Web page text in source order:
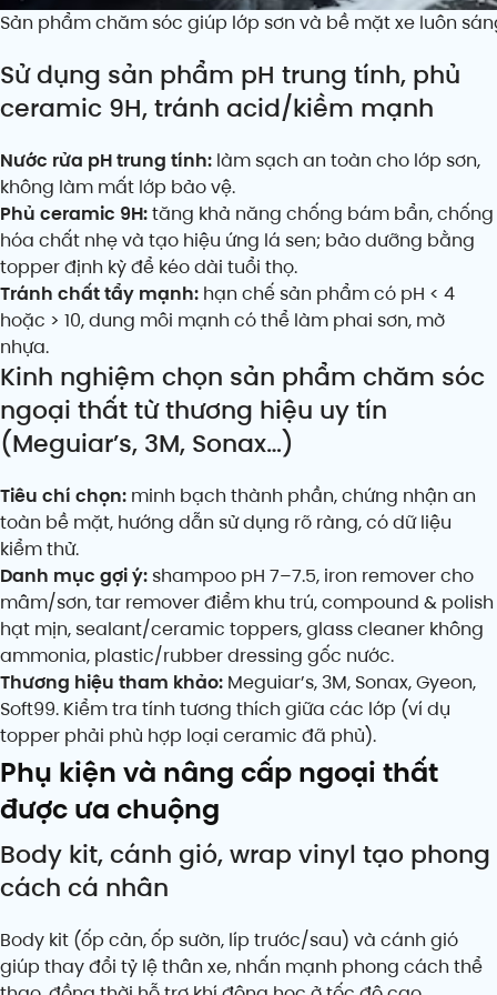
Sản phẩm chăm sóc giúp lớp sơn và bề mặt xe luôn
Sử dụng sản phẩm pH trung tính, phủ
ceramic 9H, tránh acid/kiềm mạnh
Nước rửa pH trung tính: làm sạch an toàn cho lớp sơn,
không làm mất lớp bảo vệ.
Phủ ceramic 9H:tăng khả năng chống bám bẩn, chống
hóa chất nhẹ và tạo hiệu ứng lá sen; bảo dưỡng bằng
topper định kỳ để kéo dài tuổi thọ.
Tránh chất tẩy mạnh: hạn chế sản phẩm có pH < 4
hoặc > 10, dung môi mạnh có thể làm phai sơn, mờ
nhựa.
Kinh nghiệm chọn sản phẩm chăm sóc
ngoại thất từ thương hiệu uy tín
(Meguiar’s, 3M, Sonax…)
Tiêu chí chọn: minh bạch thành phần, chứng nhận an
toàn bề mặt, hướng dẫn sử dụng rõ ràng, có dữ liệu
kiểm thử.
Danh mục gợi ý: shampoo pH 7–7.5, iron remover cho
mâm/sơn, tar remover điểm khu trú, compound & polish
hạt mịn, sealant/ceramic toppers, glass cleaner không
ammonia, plastic/rubber dressing gốc nước.
Thương hiệu tham khảo: Meguiar’s, 3M, Sonax, Gyeon,
Soft99. Kiểm tra tính tương thích giữa các lớp (ví dụ
topper phải phù hợp loại ceramic đã phủ).
Phụ kiện và nâng cấp ngoại thất
được ưa chuộng
Body kit, cánh gió, wrap vinyl tạo phong
cách cá nhân
Body kit (ốp cản, ốp sườn, líp trước/sau) và cánh gió
giúp thay đổi tỷ lệ thân xe, nhấn mạnh phong cách thể